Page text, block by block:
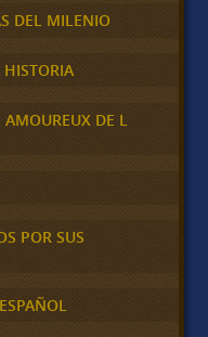
DEL MILENIO
DE L
POR SUS